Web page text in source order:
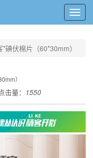
*碘伏棉片（60*30mm）
）
击量： 1550